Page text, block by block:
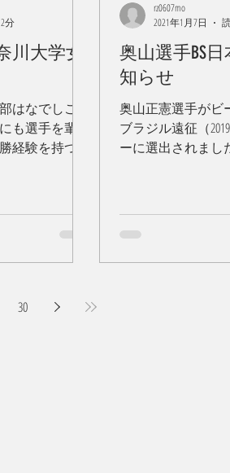
大学女
はなでしこリ
も選手を輩出
経験を持つな
分
奥山選手BS
知らせ
奥山正憲選手がビ
ブラジル遠征（
ーに選出されまし
rz0607mo
2021年1月7日
30